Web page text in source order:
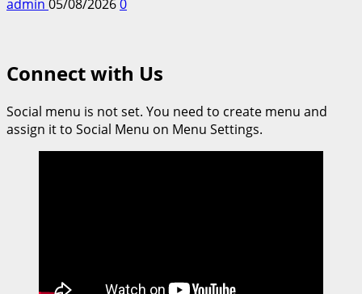
admin 05/08/20260
Connect with Us
Social menu is not set. You need to create menu and
assign it to Social Menu on Menu Settings.